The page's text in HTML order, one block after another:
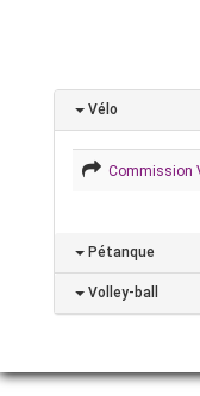
Vélo
Commission
Pétanque
Volley-ball